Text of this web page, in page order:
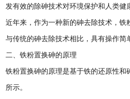
发有效的除砷技术对环境保护和人类健
近年来，作为一种新的砷去除技术，
与传统的砷去除技术相比，具有操作简
二、铁粉置换砷的原理
铁粉置换砷的原理是基于铁的还原性
所示。